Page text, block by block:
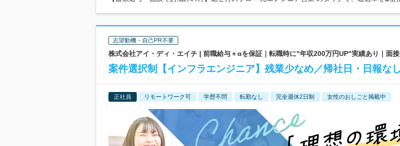
志望動機・自己PR不要
株式会社アイ・ディ・エイチ | 前職給与＋αを保証｜転職時に"年収200万円UP"実績あり｜面接
案件選択制【インフラエンジニア】残業少なめ／帰社日・日報なし
正社員 リモートワーク可 学歴不問 転勤なし 完全週休2日制 女性のおしごと掲載中